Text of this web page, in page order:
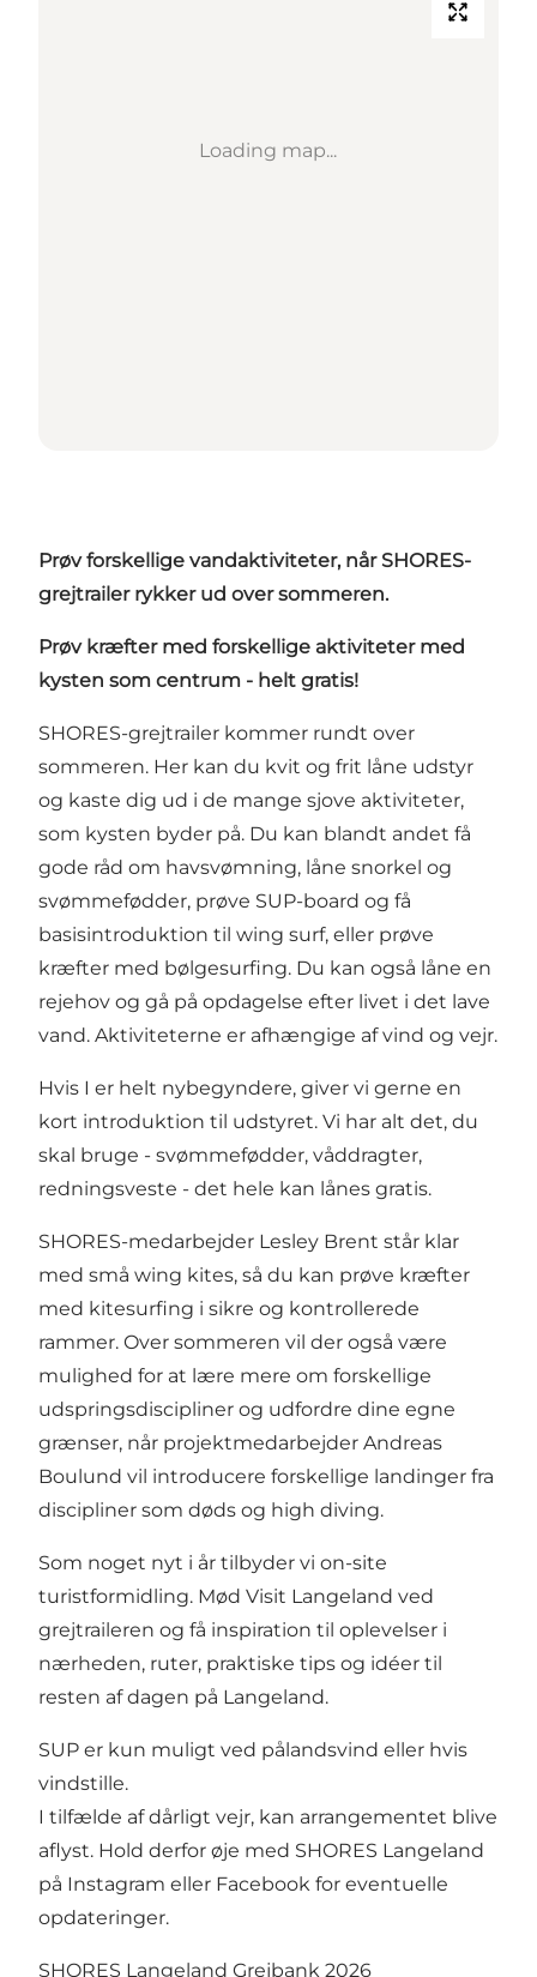
Loading map...
Prøv forskellige vandaktiviteter, når SHORES-
grejtrailer rykker ud over sommeren.
Prøv kræfter med forskellige aktiviteter med
kysten som centrum - helt gratis!
SHORES-grejtrailer kommer rundt over
sommeren. Her kan du kvit og frit låne udstyr
og kaste dig ud i de mange sjove aktiviteter,
som kysten byder på. Du kan blandt andet få
gode råd om havsvømning, låne snorkel og
svømmefødder, prøve SUP-board og få
basisintroduktion til wing surf, eller prøve
kræfter med bølgesurfing. Du kan også låne en
rejehov og gå på opdagelse efter livet i det lave
vand. Aktiviteterne er afhængige af vind og vejr.
Hvis I er helt nybegyndere, giver vi gerne en
kort introduktion til udstyret. Vi har alt det, du
skal bruge - svømmefødder, våddragter,
redningsveste - det hele kan lånes gratis.
SHORES-medarbejder Lesley Brent står klar
med små wing kites, så du kan prøve kræfter
med kitesurfing i sikre og kontrollerede
rammer. Over sommeren vil der også være
mulighed for at lære mere om forskellige
udspringsdiscipliner og udfordre dine egne
grænser, når projektmedarbejder Andreas
Boulund vil introducere forskellige landinger fra
discipliner som døds og high diving.
Som noget nyt i år tilbyder vi on-site
turistformidling. Mød Visit Langeland ved
grejtraileren og få inspiration til oplevelser i
nærheden, ruter, praktiske tips og idéer til
resten af dagen på Langeland.
SUP er kun muligt ved pålandsvind eller hvis
vindstille.
I tilfælde af dårligt vejr, kan arrangementet blive
aflyst. Hold derfor øje med SHORES Langeland
på Instagram eller Facebook for eventuelle
opdateringer.
SHORES Langeland Grejbank 2026